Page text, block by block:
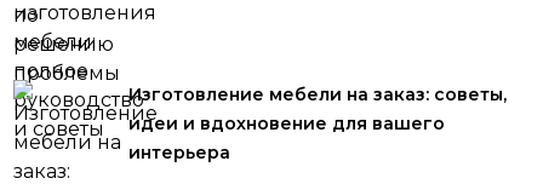
Изготовление мебели на заказ: советы,
идеи и вдохновение для вашего
интерьера